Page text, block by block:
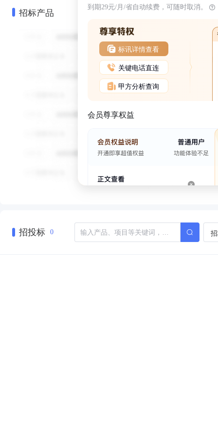
招标产品 到期29元/月/省自动续费，可随时取消。
标讯详情查看
关键电话直连
甲方分析查询
会员尊享权益
招投标 0